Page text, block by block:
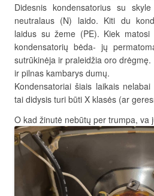
Didesnis kondensatorius su
neutralaus (N) laido. Kiti du
laidus su žeme (PE). Kiek matosi
kondensatorių bėda- jų
sutrūkinėja ir praleidžia oro
ir pilnas kambarys dumų.
Kondensatoriai šiais laikais
tai didysis turi būti X klasės (ar
O kad žinutė nebūtų per trumpa, va